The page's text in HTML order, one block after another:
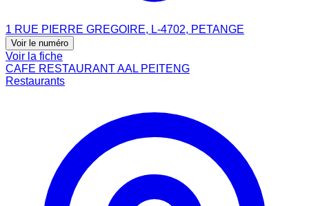
1 RUE PIERRE GREGOIRE, L-4702, PETANGE
Voir le numéro
Voir la fiche
CAFE RESTAURANT AAL PEITENG
Restaurants